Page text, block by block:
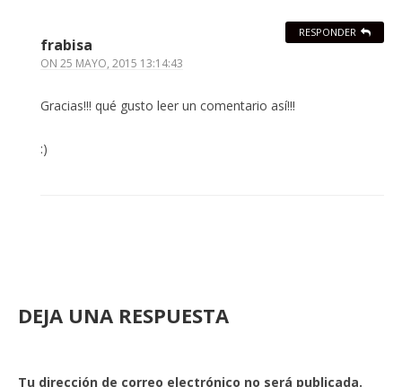
frabisa
ON 25 MAYO, 2015 13:14:43
Gracias!!! qué gusto leer un comentario así!!!
:)
RESPONDER
DEJA UNA RESPUESTA
Tu dirección de correo electrónico no será publicada.